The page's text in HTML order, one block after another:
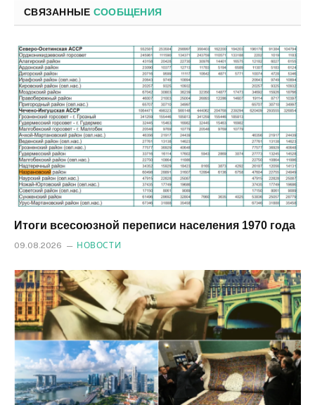
СВЯЗАННЫЕ СООБЩЕНИЯ
Итоги всесоюзной переписи населения 1970 года
09.08.2026 НОВОСТИ